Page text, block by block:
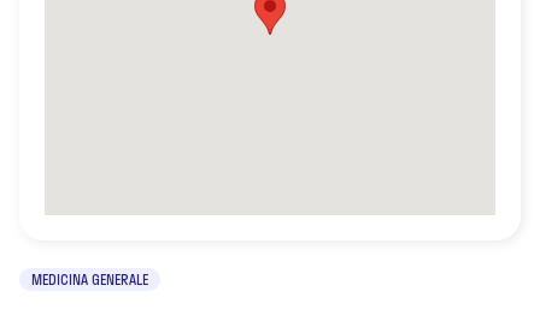
MEDICINA GENERALE